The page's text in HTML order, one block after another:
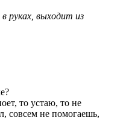
руках, выходит из
то устаю, то не
совсем не помогаешь,